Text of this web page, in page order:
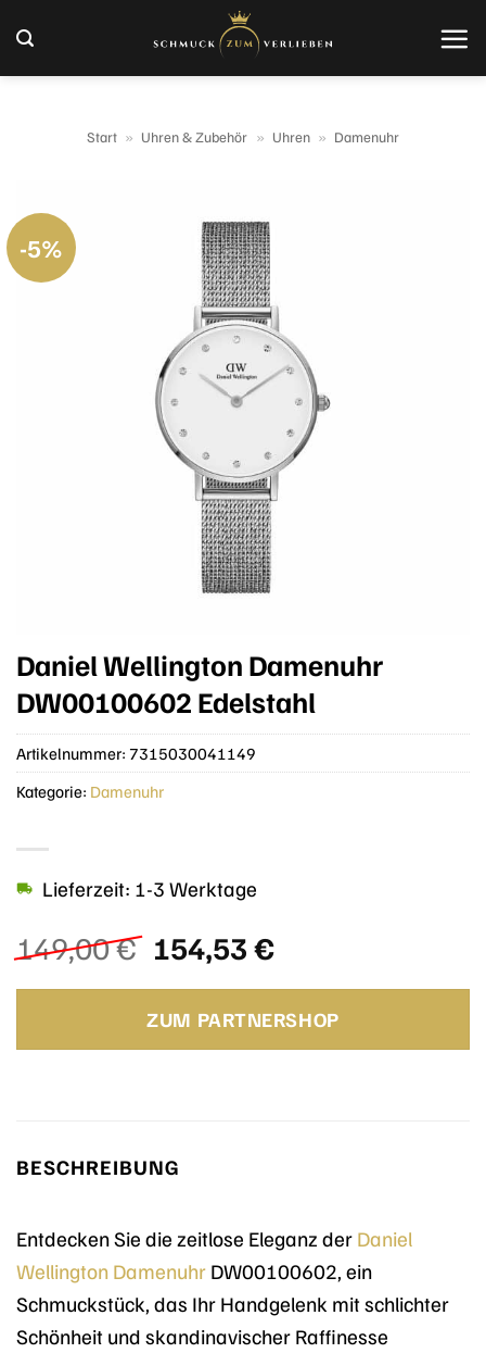
Inhalt
springen
Start » Uhren & Zubehör » Uhren » Damenuhr
-5%
Daniel Wellington Damenuhr
DW00100602 Edelstahl
149,00€ Ursprünglicher
Preis
war:
149,00 €
154,53€Aktueller
ist:
154,53 €.
Lieferzeit: 1-3 Werktage
ZUM PARTNERSHOP
Artikelnummer: 7315030041149
Kategorie: Damenuhr
BESCHREIBUNG
Entdecken Sie die zeitlose Eleganz der Daniel
Wellington Damenuhr DW00100602, ein
Schmuckstück, das Ihr Handgelenk mit schlichter
Schönheit und skandinavischer Raffinesse